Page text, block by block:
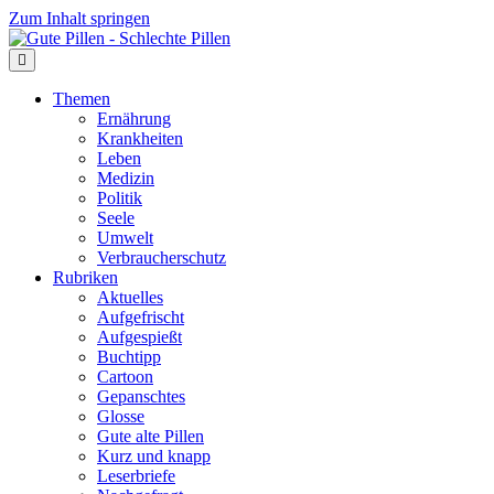
Zum Inhalt springen
Themen
Ernährung
Krankheiten
Leben
Medizin
Politik
Seele
Umwelt
Verbraucherschutz
Rubriken
Aktuelles
Aufgefrischt
Aufgespießt
Buchtipp
Cartoon
Gepanschtes
Glosse
Gute alte Pillen
Kurz und knapp
Leserbriefe